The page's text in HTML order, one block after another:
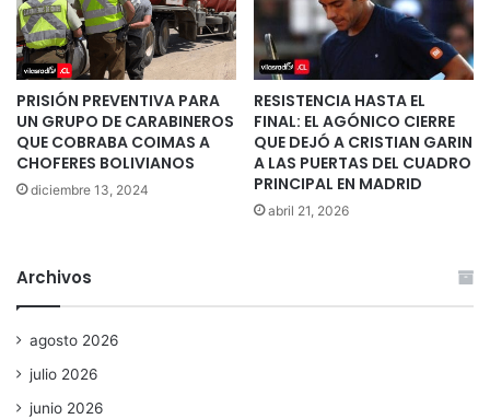
PRISIÓN PREVENTIVA PARA
UN GRUPO DE CARABINEROS
QUE COBRABA COIMAS A
CHOFERES BOLIVIANOS
diciembre 13, 2024
RESISTENCIA HASTA EL
FINAL: EL AGÓNICO CIERRE
QUE DEJÓ A CRISTIAN GARIN
A LAS PUERTAS DEL CUADRO
PRINCIPAL EN MADRID
abril 21, 2026
Archivos
agosto 2026
julio 2026
junio 2026